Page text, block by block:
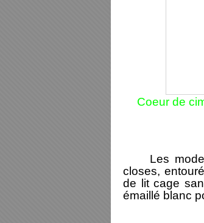
Coeur de
Les
closes,
de lit cage
émaillé blanc